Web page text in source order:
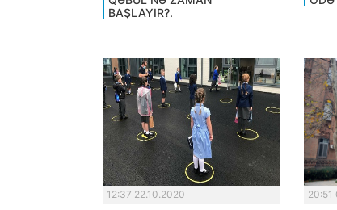
BAŞLAYIR?.
12:37 22.10.2020 20:51